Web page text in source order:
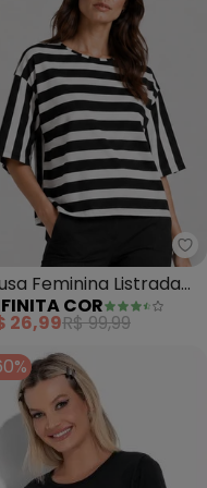
- T- Shirt Feminina
Feminina Listrada
COR
26,99R$ 99,99